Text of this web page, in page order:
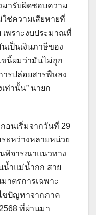
ารับผิดชอบความ
ใช่ความเสียหายที่
พราะงบประมาณที่
เป็นเงินภาษีของ
นี้ผมว่ามันไม่ถูก
รปล่อยสารพิษลง
ท่านั้น” นายก
อนเริ่มจากวันที่ 29
ะหว่างหลายหน่วย
พิจารณาแนวทาง
ำแม่น้ำกก สาย
าตรการเฉพาะ
ขปัญหาจากภาค
ที่ผ่านมา